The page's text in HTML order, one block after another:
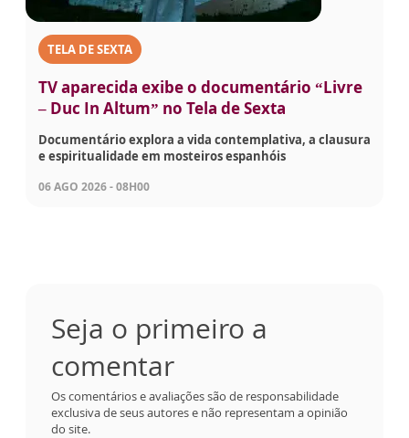
TELA DE SEXTA
TV aparecida exibe o documentário “Livre
– Duc In Altum” no Tela de Sexta
Documentário explora a vida contemplativa, a clausura
e espiritualidade em mosteiros espanhóis
06 AGO 2026 - 08H00
Seja o primeiro a
comentar
Os comentários e avaliações são de responsabilidade
exclusiva de seus autores e não representam a opinião
do site.